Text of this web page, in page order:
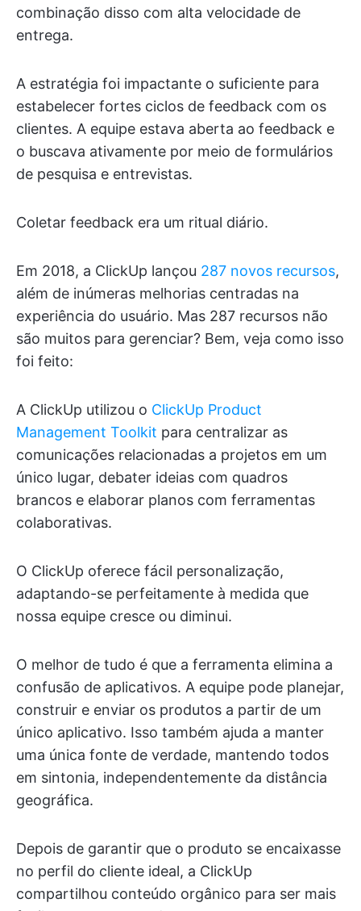
combinação disso com alta velocidade de
entrega.
A estratégia foi impactante o suficiente para
estabelecer fortes ciclos de feedback com os
clientes. A equipe estava aberta ao feedback e
o buscava ativamente por meio de formulários
de pesquisa e entrevistas.
Coletar feedback era um ritual diário.
Em 2018, a ClickUp lançou 287 novos recursos,
além de inúmeras melhorias centradas na
experiência do usuário. Mas 287 recursos não
são muitos para gerenciar? Bem, veja como isso
foi feito:
A ClickUp utilizou o ClickUp Product
Management Toolkit para centralizar as
comunicações relacionadas a projetos em um
único lugar, debater ideias com quadros
brancos e elaborar planos com ferramentas
colaborativas.
O ClickUp oferece fácil personalização,
adaptando-se perfeitamente à medida que
nossa equipe cresce ou diminui.
O melhor de tudo é que a ferramenta elimina a
confusão de aplicativos. A equipe pode planejar,
construir e enviar os produtos a partir de um
único aplicativo. Isso também ajuda a manter
uma única fonte de verdade, mantendo todos
em sintonia, independentemente da distância
geográfica.
Depois de garantir que o produto se encaixasse
no perfil do cliente ideal, a ClickUp
compartilhou conteúdo orgânico para ser mais